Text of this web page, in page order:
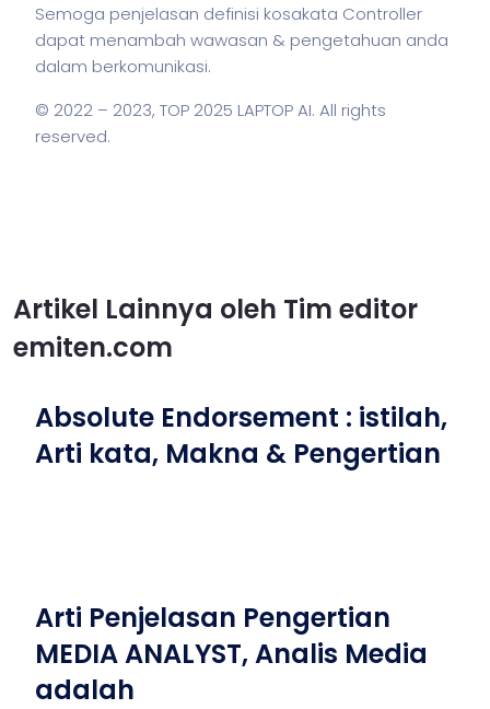
Semoga penjelasan definisi kosakata Controller
dapat menambah wawasan & pengetahuan anda
dalam berkomunikasi.
© 2022 – 2023, TOP 2025 LAPTOP AI. All rights
reserved.
Artikel Lainnya oleh Tim editor
emiten.com
Absolute Endorsement : istilah,
Arti kata, Makna & Pengertian
Arti Penjelasan Pengertian
MEDIA ANALYST, Analis Media
adalah